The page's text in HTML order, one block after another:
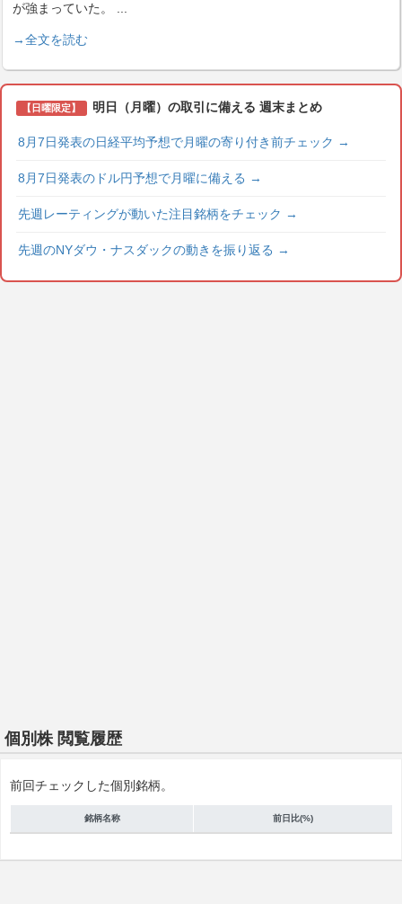
が強まっていた。
→全文を読む
【日曜限定】 明日（月曜）の取引に備える 週末まとめ
8月7日発表の日経平均予想で月曜の寄り付き前チェック →
8月7日発表のドル円予想で月曜に備える →
先週レーティングが動いた注目銘柄をチェック →
先週のNYダウ・ナスダックの動きを振り返る →
個別株 閲覧履歴
前回チェックした個別銘柄。
銘柄名称 前日比(%)